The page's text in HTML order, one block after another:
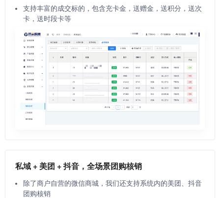
支持丰富的成交标的，包含充卡金，送赠金，送积分，送次
卡，送时段卡等
私域 + 美团 + 抖音，全场景团购核销
除了商户自营的微信商城，我们还支持系统内的美团、抖音
团购核销